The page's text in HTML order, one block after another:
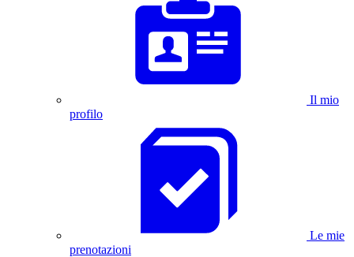
Il mio
profilo
Le mie
prenotazioni